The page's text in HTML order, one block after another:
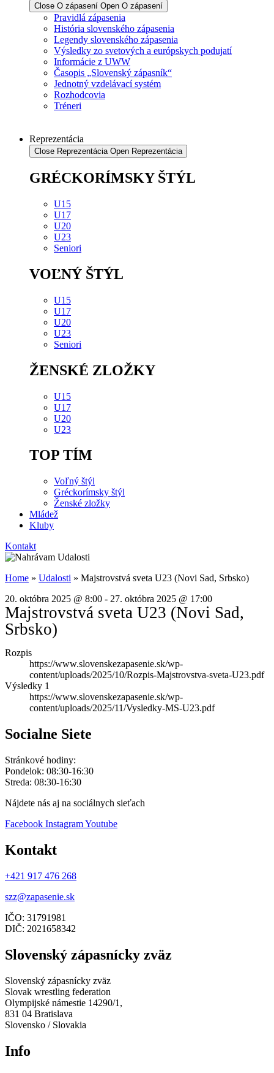
Close O zápasení Open O zápasení
Pravidlá zápasenia
História slovenského zápasenia
Legendy slovenského zápasenia
Výsledky zo svetových a európskych podujatí
Informácie z UWW
Časopis „Slovenský zápasník“
Jednotný vzdelávací systém
Rozhodcovia
Tréneri
Reprezentácia
Close Reprezentácia Open Reprezentácia
GRÉCKORÍMSKY ŠTÝL
U15
U17
U20
U23
Seniori
VOĽNÝ ŠTÝL
U15
U17
U20
U23
Seniori
ŽENSKÉ ZLOŽKY
U15
U17
U20
U23
TOP TÍM
Voľný štýl
Gréckorímsky štýl
Ženské zložky
Mládež
Kluby
Kontakt
Home » Udalosti » Majstrovstvá sveta U23 (Novi Sad, Srbsko)
20. októbra 2025 @ 8:00 - 27. októbra 2025 @ 17:00
Majstrovstvá sveta U23 (Novi Sad,
Srbsko)
Rozpis
https://www.slovenskezapasenie.sk/wp-
content/uploads/2025/10/Rozpis-Majstrovstva-sveta-U23.pdf
Výsledky 1
https://www.slovenskezapasenie.sk/wp-
content/uploads/2025/11/Vysledky-MS-U23.pdf
Socialne Siete
Stránkové hodiny:
Pondelok: 08:30-16:30
Streda: 08:30-16:30
Nájdete nás aj na sociálnych sieťach
Facebook InstagramYoutube
Kontakt
+421 917 476 268
szz@zapasenie.sk
IČO: 31791981
DIČ: 2021658342
Slovenský zápasnícky zväz
Slovenský zápasnícky zväz
Slovak wrestling federation
Olympijské námestie 14290/1,
831 04 Bratislava
Slovensko / Slovakia
Info